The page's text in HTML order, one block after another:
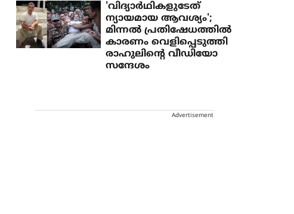
'വിദ്യാര്‍ഥികളുടേത്
ന്യായമായ ആവശ്യം';
മിന്നല്‍ പ്രതിഷേധത്തില്‍
കാരണം വെളിപ്പെടുത്തി
രാഹുലിന്റെ വീഡിയോ
സന്ദേശം
Advertisement